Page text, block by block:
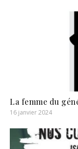
La femme du
16 janvier 2024